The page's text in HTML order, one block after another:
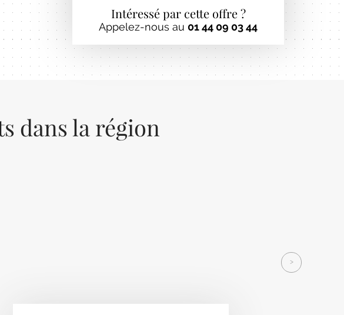
Intéressé par cette offre ?
Appelez-nous au 01 44 09 03 44
dans la région
>